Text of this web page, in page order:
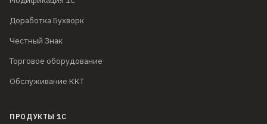
Доработка Бухворк
Честный Знак
Торговое оборудование
Обслуживание ККТ
ПРОДУКТЫ 1С